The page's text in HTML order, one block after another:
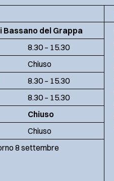
Bassano del Grappa
8.30 – 15.30
Chiuso
8.30 – 15.30
8.30 – 15.30
Chiuso
Chiuso
8 settembre